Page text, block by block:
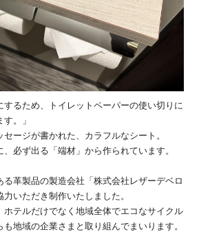
するため、トイレットペーパーの使い切りに
。」
ージが書かれた、カラフルなシート。
必ず出る「端材」から作られています。
革製品の製造会社「株式会社レザーデベロ
いただき制作いたしました。
ホテルだけでなく地域全体でエコなサイクル
地域の企業さまと取り組んでまいります。